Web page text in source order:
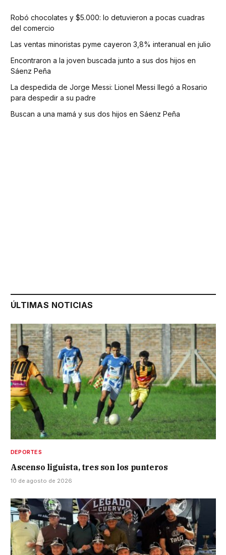
Robó chocolates y $5.000: lo detuvieron a pocas cuadras
del comercio
Las ventas minoristas pyme cayeron 3,8% interanual en julio
Encontraron a la joven buscada junto a sus dos hijos en
Sáenz Peña
La despedida de Jorge Messi: Lionel Messi llegó a Rosario
para despedir a su padre
Buscan a una mamá y sus dos hijos en Sáenz Peña
ÚLTIMAS NOTICIAS
DEPORTES
Ascenso liguista, tres son los punteros
10 de agosto de 2026